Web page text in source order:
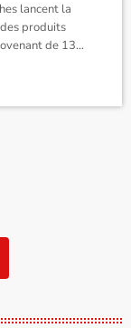
lancent la
produits
de 13
dévoilée à